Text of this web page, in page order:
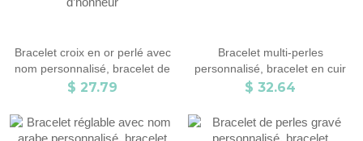
Bracelet croix en or perlé avec
nom personnalisé, bracelet de
perles d’eau douce avec
communion/baptême/cadeau
de mariage pour
$ 27.79
Bracelet multi-perles
personnalisé, bracelet en cuir
avec perles, bijoux
d'anniversaire/Noël/anniversaire
pour lui/papa/grand-père
$ 32.64